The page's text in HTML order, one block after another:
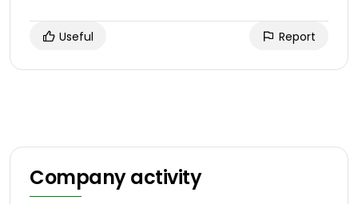
Useful Report
Company activity